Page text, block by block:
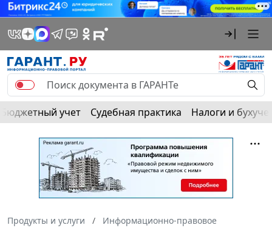
Бюджетный учет Судебная практика Налоги и
Продукты и услуги
Информационно-правовое